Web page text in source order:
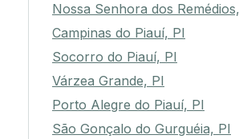
Nossa Senhora dos
Campinas do Piauí, PI
Socorro do Piauí, PI
Várzea Grande, PI
Porto Alegre do Piauí, PI
São Gonçalo do Gurguéia, PI